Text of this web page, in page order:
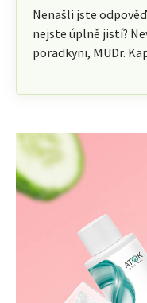
Nenašli jste
nejste úplně jistí?
poradkyni, MUDr.